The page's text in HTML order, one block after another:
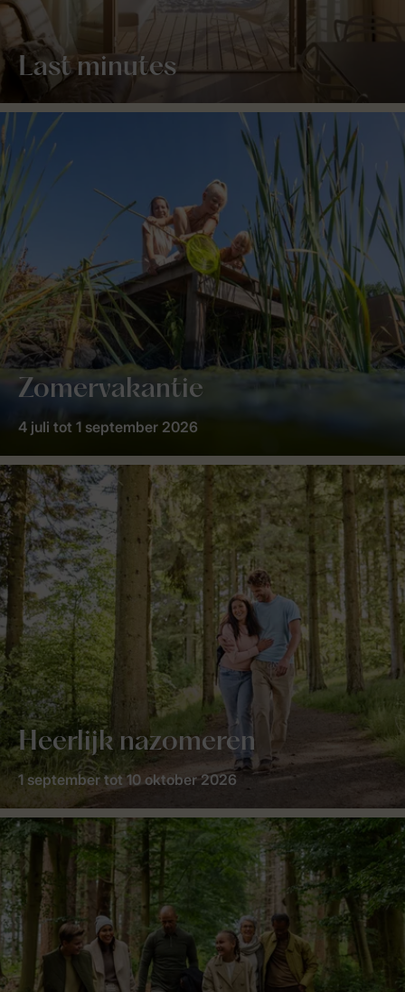
Last minutes
Zomervakantie
4 juli tot 1 september 2026
Heerlijk nazomeren
1 september tot 10 oktober 2026